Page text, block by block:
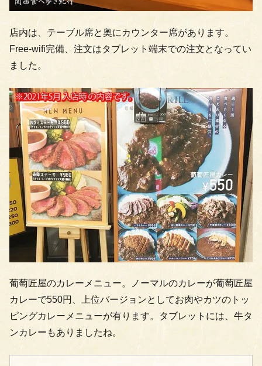
店内は、テーブル席と奥にカウンター席があります。
Free-wifi完備、注文はタブレット端末での注文となってい
ました。
葡萄匠屋のカレーメニュー。ノーマルのカレーが葡萄匠屋
カレーで550円、上位バージョンとしてお肉やカツのトッ
ピングカレーメニューが有ります。タブレットには、牛タ
ンカレーもありましたね。